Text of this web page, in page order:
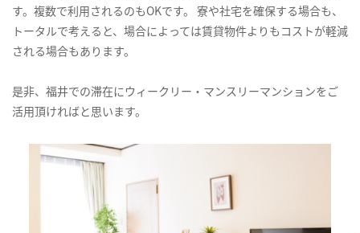
す。複数で利用されるのもOKです。 寮や社宅を確保する場合も、
トータルで考えると、場合によっては賃貸物件よりもコストが軽減
される場合もあります。
是非、福井での滞在にウィークリー・マンスリーマンションをご
活用頂ければと思います。